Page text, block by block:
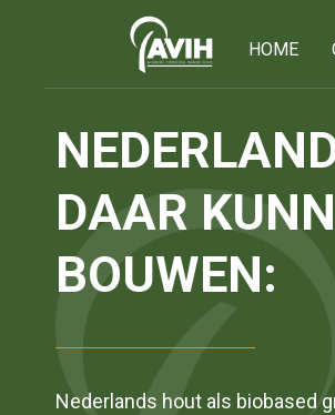
HOME
DAAR
BOUWEN:
Nederlands hout als biobased